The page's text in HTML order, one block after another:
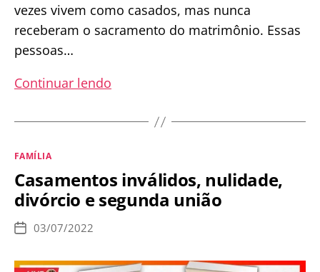
vezes vivem como casados, mas nunca
receberam o sacramento do matrimônio. Essas
pessoas…
Continuar lendo
“vivem
não
possuem
do
Categorias
FAMÍLIA
Casamentos inválidos, nulidade,
divórcio e segunda união
Data
publicação
03/07/2022